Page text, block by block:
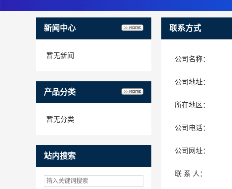
新闻中心
暂无新闻
产品分类
暂无分类
站内搜索
联系方式
公司名称：
公司地址：
所在地区：
公司电话：
公司网址：
联 系 人：